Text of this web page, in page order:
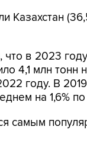
Казахстан
что в 2023
4,1 млн тонн
году. В
на 1,6%
самым